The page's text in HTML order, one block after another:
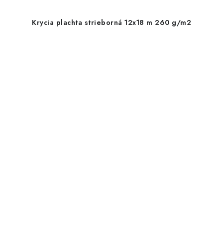
Krycia plachta strieborná 12x18 m 260 g/m2